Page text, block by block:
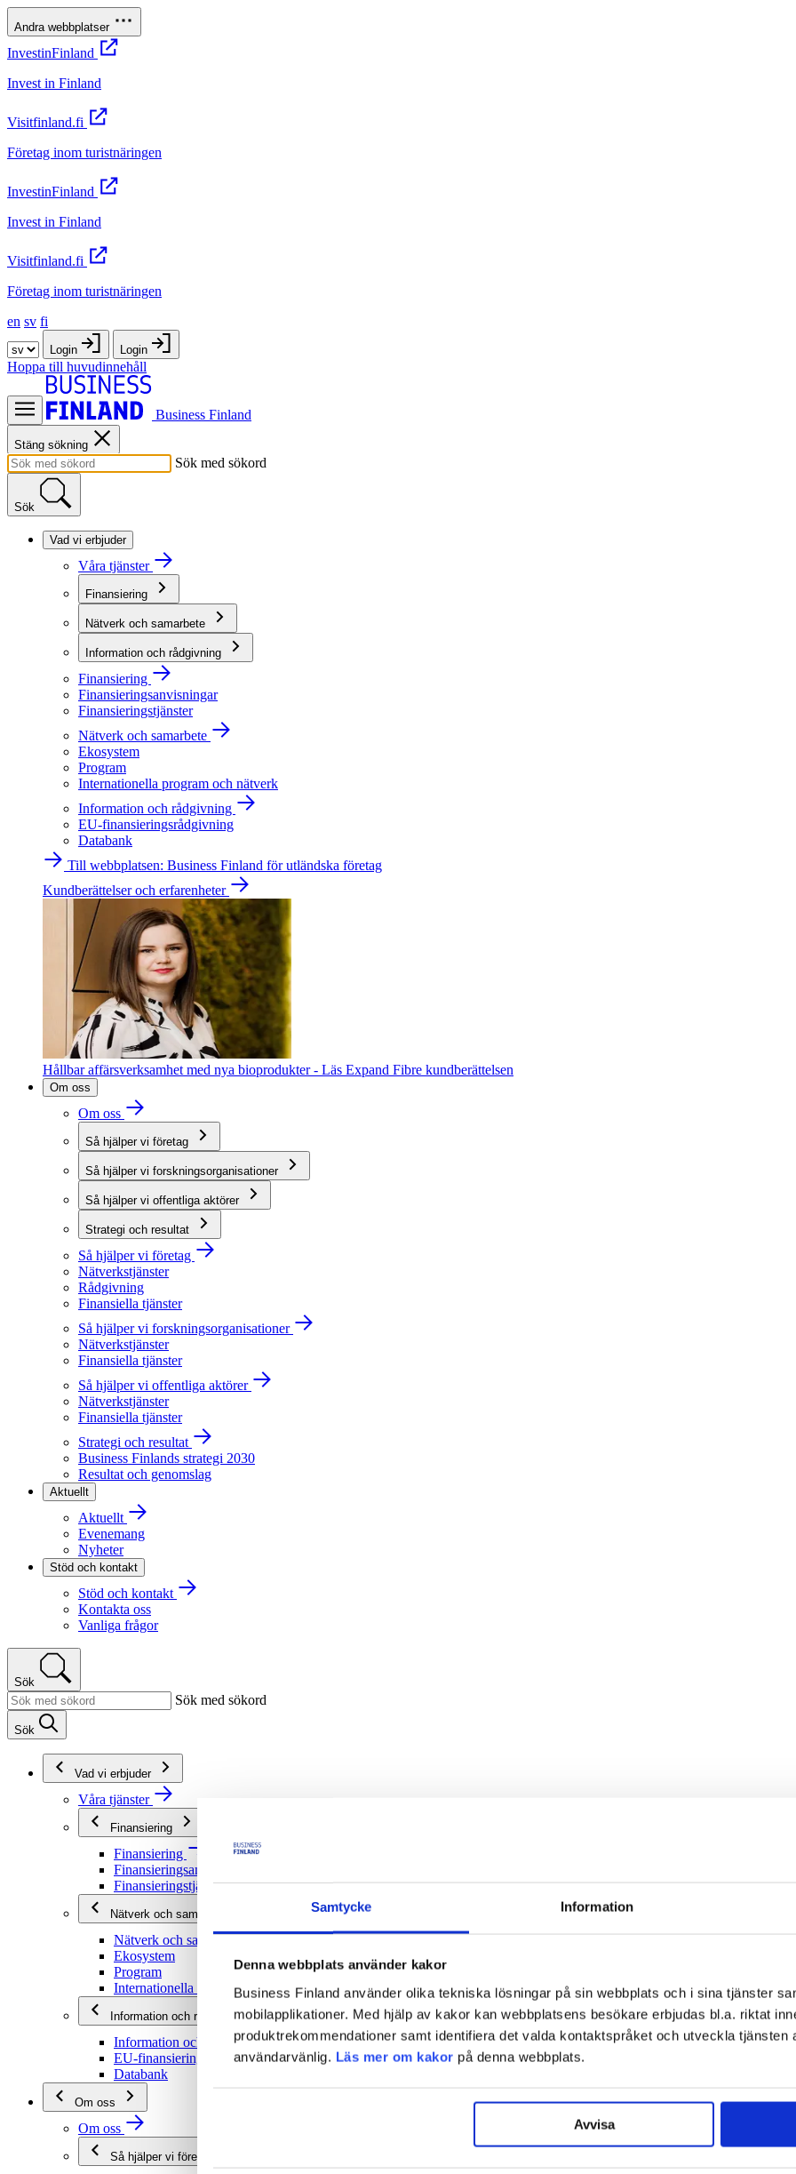
Samtycke Information
Denna webbplats använder kakor
Business Finland använder olika tekniska lösningar på sin webbplats och i sina tjänster
mobilapplikationer. Med hjälp av kakor kan webbplatsens besökare erbjudas bl.a. riktat
produktrekommendationer samt identifiera det valda kontaktspråket och utveckla tjänsten
användarvänlig. Läs mer om kakor på denna webbplats.
Avvisa
Andra webbplatser
InvestinFinland
Invest in Finland
Visitfinland.fi
Företag inom turistnäringen
InvestinFinland
Invest in Finland
Visitfinland.fi
Företag inom turistnäringen
en sv fi
Login Login
Hoppa till huvudinnehåll
Business Finland
Stäng sökning
Sök med sökord
Sök
Vad vi erbjuder
Våra tjänster
Finansiering
Nätverk och samarbete
Information och rådgivning
Finansiering
Finansieringsanvisningar
Finansieringstjänster
Nätverk och samarbete
Ekosystem
Program
Internationella program och nätverk
Information och rådgivning
EU-finansieringsrådgivning
Databank
Till webbplatsen: Business Finland för utländska företag
Kundberättelser och erfarenheter
Hållbar affärsverksamhet med nya bioprodukter - Läs Expand Fibre kundberättelsen
Om oss
Om oss
Så hjälper vi företag
Så hjälper vi forskningsorganisationer
Så hjälper vi offentliga aktörer
Strategi och resultat
Så hjälper vi företag
Nätverkstjänster
Rådgivning
Finansiella tjänster
Så hjälper vi forskningsorganisationer
Nätverkstjänster
Finansiella tjänster
Så hjälper vi offentliga aktörer
Nätverkstjänster
Finansiella tjänster
Strategi och resultat
Business Finlands strategi 2030
Resultat och genomslag
Aktuellt
Aktuellt
Evenemang
Nyheter
Stöd och kontakt
Stöd och kontakt
Kontakta oss
Vanliga frågor
Sök
Sök med sökord
Sök
Vad vi erbjuder
Våra tjänster
Finansiering
Finansiering
Finansieringsanvisningar
Finansieringstjänster
Nätverk och samarbete
Nätverk och samarbete
Ekosystem
Program
Internationella program och nätverk
Information och rådgivning
Information och rådgivning
EU-finansieringsrådgivning
Databank
Om oss
Om oss
Så hjälper vi företag